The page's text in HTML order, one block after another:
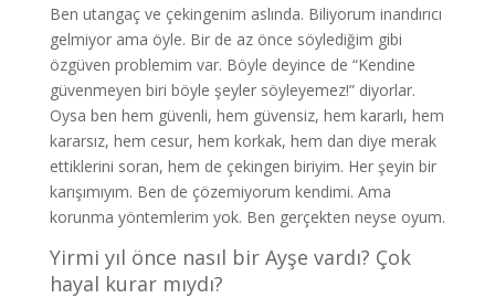
Ben utangaç ve çekingenim aslında. Biliyorum inandırıcı
gelmiyor ama öyle. Bir de az önce söylediğim gibi
özgüven problemim var. Böyle deyince de “Kendine
güvenmeyen biri böyle şeyler söyleyemez!” diyorlar.
Oysa ben hem güvenli, hem güvensiz, hem kararlı, hem
kararsız, hem cesur, hem korkak, hem dan diye merak
ettiklerini soran, hem de çekingen biriyim. Her şeyin bir
karışımıyım. Ben de çözemiyorum kendimi. Ama
korunma yöntemlerim yok. Ben gerçekten neyse oyum.
Yirmi yıl önce nasıl bir Ayşe vardı? Çok
hayal kurar mıydı?